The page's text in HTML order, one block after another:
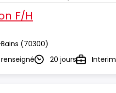
F/H
(70300)
Durée20 joursTypeInterim